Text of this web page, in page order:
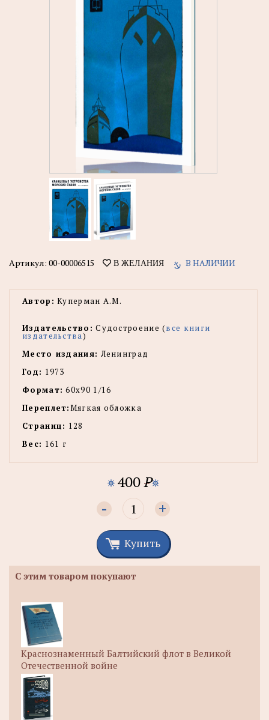
Артикул: 00-00006515 В ЖЕЛАНИЯ В НАЛИЧИИ
Автор: Куперман А.М.
Издательство: Судостроение (все книги
издательства)
Место издания: Ленинград
Год: 1973
Формат: 60х90 1/16
Переплет:Мягкая обложка
Страниц: 128
Вес: 161 г
400P
- +
Купить
С этим товаром покупают
Краснознаменный Балтийский флот в Великой
Отечественной войне